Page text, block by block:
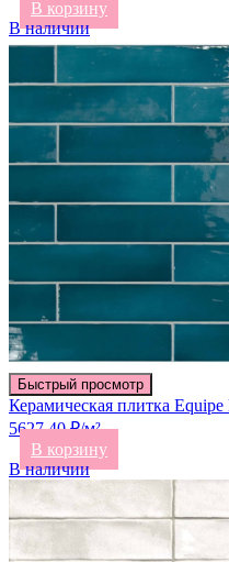
В корзину
В наличии
Быстрый просмотр
Керамическая плитка
5627.40 ₽/м²
В корзину
В наличии